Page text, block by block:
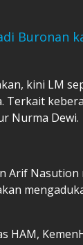
Buronan
kini LM
Terkait
Nurma Dewi.
Arif Nasution
HAM,